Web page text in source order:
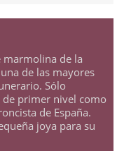
marmolina de la
de las mayores
Sólo
primer nivel como
de España.
joya para su